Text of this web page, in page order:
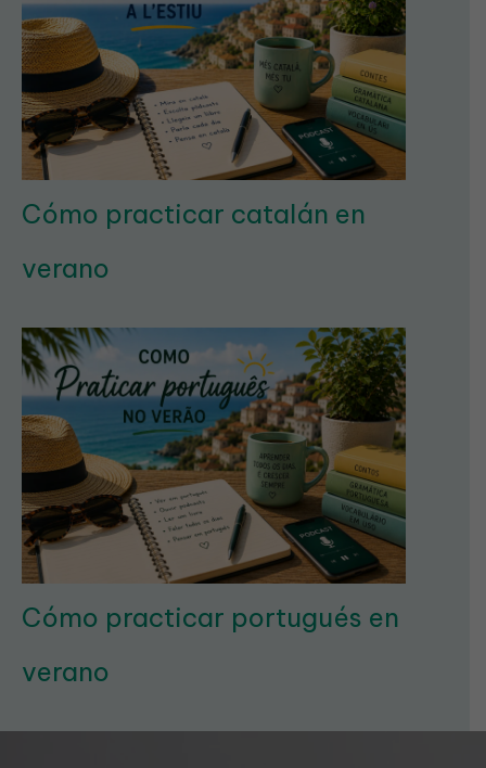
Cómo practicar catalán en
verano
Cómo practicar portugués en
verano